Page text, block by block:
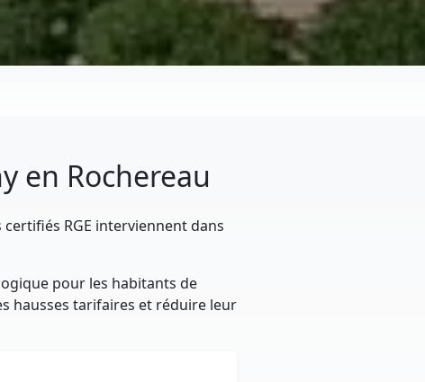
en Rochereau
RGE interviennent dans
pour les habitants de
hausses tarifaires et réduire leur